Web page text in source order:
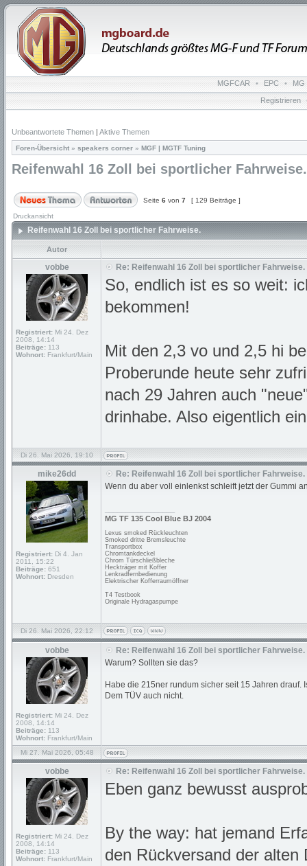
MGFCAR • EPC • MG
Registrieren
Unbeantwortete Themen | Aktive Themen
Foren-Übersicht » speakers corner » MGF | MGTF Tuning
Reifenwahl 16 Zoll bei sportlicher Fahrweise.
Seite 6 von 7 [ 129 Beiträge ]
Druckansicht
Reifenwahl 16 Zoll bei sportlicher Fahrweise.
Autor
vobbe
Registriert: Mi 24. Dez
2008, 14:14
Beiträge: 113
Wohnort: Frankfurt/Main
Re: Reifenwahl 16 Zoll bei sportlicher Fahrweise.
So, endlich ist es so weit:
bekommen!
Mit den 2,3 vo und 2,5 hi
Proberunde heute sehr
nach 29 Jahren auch
drinhabe. Also eigentlich
Di 26. Mai 2026, 19:10
mike26dd
Registriert: Di 4. Jan
2011, 15:22
Beiträge: 651
Wohnort: Dresden
Re: Reifenwahl 16 Zoll bei sportlicher Fahrweise.
Wenn du aber voll einlenkst schleift jetzt der Gummi
MG TF 135 Cool Blue BJ 2004
Lexus smoked Rückleuchten
Smoked dritte Bremsleuchte
Transportbox
Chromtankdeckel
Chrom Türschließbleche
Heckträger mit Koffer
Lenkradfernbedienung
Elektrischer Kofferraumöffner
T4 Testbook
Originale Hydragaspumpe
Di 26. Mai 2026, 22:12
vobbe
Registriert: Mi 24. Dez
2008, 14:14
Beiträge: 113
Wohnort: Frankfurt/Main
Re: Reifenwahl 16 Zoll bei sportlicher Fahrweise.
Warum? Sollten sie das?
Habe die 215ner rundum sicher seit 15 Jahren drauf.
Dem TÜV auch nicht.
Mi 27. Mai 2026, 05:48
vobbe
Registriert: Mi 24. Dez
2008, 14:14
Beiträge: 113
Wohnort: Frankfurt/Main
Re: Reifenwahl 16 Zoll bei sportlicher Fahrweise.
Eben ganz bewusst
By the way: hat jemand
den Rückversand der alten